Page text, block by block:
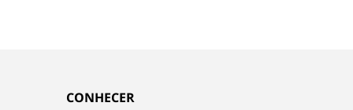
CONHECER